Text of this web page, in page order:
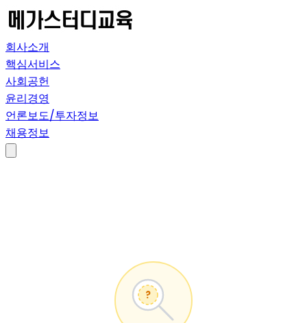
회사소개
핵심서비스
사회공헌
윤리경영
언론보도/투자정보
채용정보
?